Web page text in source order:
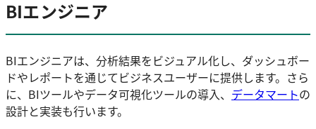
BIエンジニア
BIエンジニアは、分析結果をビジュアル化し、ダッシュボー
ドやレポートを通じてビジネスユーザーに提供します。さら
に、BIツールやデータ可視化ツールの導入、 データマートの
設計と実装も行います。